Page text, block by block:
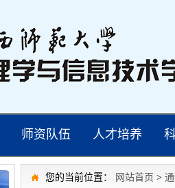
师资队伍 人才培养
您的当前位置： 网站首页 >